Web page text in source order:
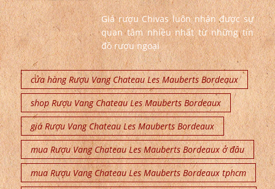
Giá rượu Chivas luôn nhận được sự
quan tâm nhiều nhất từ những tín
đồ rượu ngoại
cửa hàng Rượu Vang Chateau Les Mauberts Bordeaux
shop Rượu Vang Chateau Les Mauberts Bordeaux
giá Rượu Vang Chateau Les Mauberts Bordeaux
mua Rượu Vang Chateau Les Mauberts Bordeaux ở đâu
mua Rượu Vang Chateau Les Mauberts Bordeaux tphcm